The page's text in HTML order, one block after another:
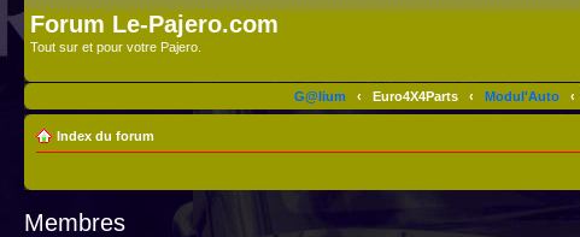
Forum Le-Pajero.com
Tout sur et pour votre Pajero.
G@lium ‹ Euro4X4Parts ‹ Modul'Auto ‹
Index du forum
Membres